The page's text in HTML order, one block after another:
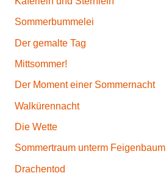
Sommerbummelei
Der gemalte Tag
Mittsommer!
Der Moment einer Sommernacht
Walkürennacht
Die Wette
Sommertraum unterm Feigenbaum
Drachentod